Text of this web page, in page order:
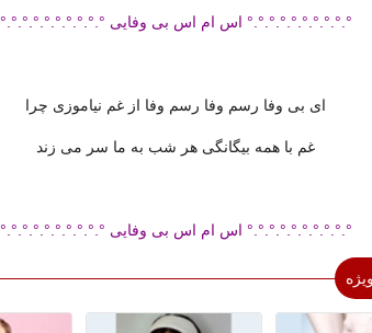
°.°.°.°.°.°.°.°.°.° اس ام اس بی وفایی °.°.°.°.°.°.°.°.°.°
ای بی وفا رسم وفا رسم وفا از غم نیاموزی چرا
غم با همه بیگانگی هر شب به ما سر می زند
°.°.°.°.°.°.°.°.°.° اس ام اس بی وفایی °.°.°.°.°.°.°.°.°.°